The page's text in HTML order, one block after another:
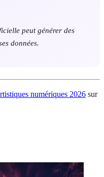
peut générer des
données.
numériques 2026 sur